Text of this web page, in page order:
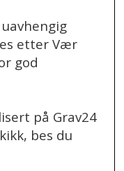
etter Vær
god
på Grav24
bes du